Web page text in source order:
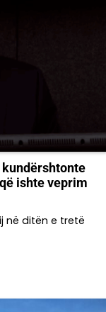
ishte veprim
në ditën e tretë